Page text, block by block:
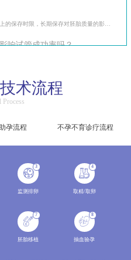
冷冻胚胎的保存原理，目前医学上的保存时限，长期保存对胚胎质量的影响，保存期限与解冻成功率的关系。
响试管成功率吗？
子吗？
成功率更高？
，效果会比新鲜囊胚差吗？
术流程
Process
孕流程 不孕不育诊疗流程
3
监测排卵
4
取精/取卵
7
胚胎移植
8
抽血验孕